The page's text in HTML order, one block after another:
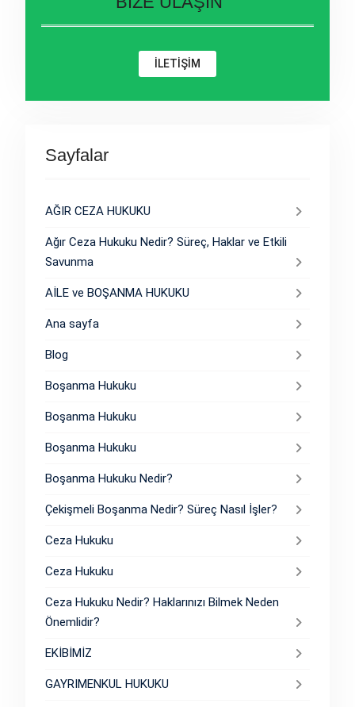
İLETİŞİM
Sayfalar
AĞIR CEZA HUKUKU
Ağır Ceza Hukuku Nedir? Süreç, Haklar ve Etkili
Savunma
AİLE ve BOŞANMA HUKUKU
Ana sayfa
Blog
Boşanma Hukuku
Boşanma Hukuku
Boşanma Hukuku
Boşanma Hukuku Nedir?
Çekişmeli Boşanma Nedir? Süreç Nasıl İşler?
Ceza Hukuku
Ceza Hukuku
Ceza Hukuku Nedir? Haklarınızı Bilmek Neden
Önemlidir?
EKİBİMİZ
GAYRIMENKUL HUKUKU